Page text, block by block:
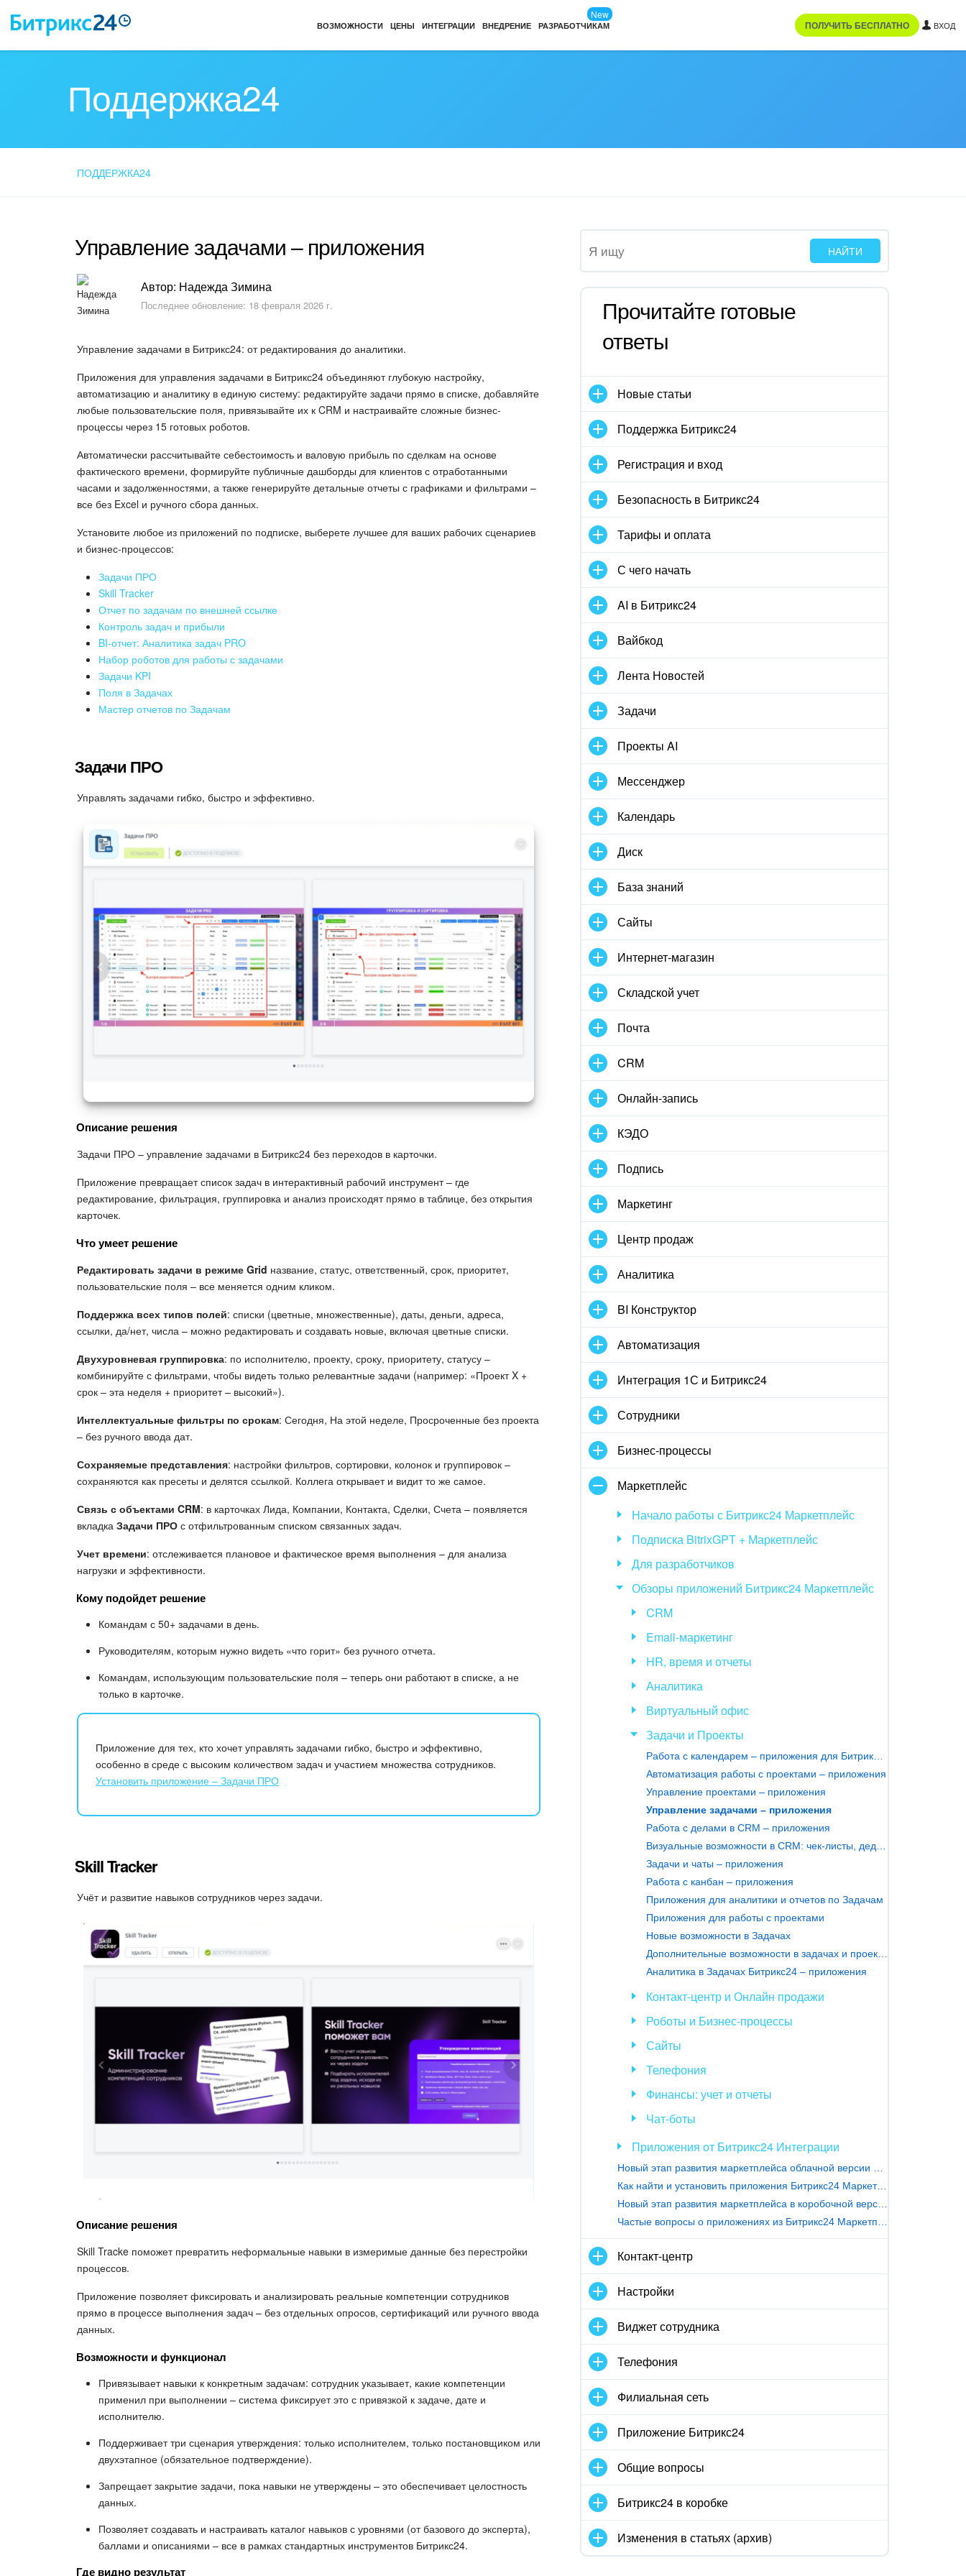
ВОЗМОЖНОСТИ ЦЕНЫ ИНТЕГРАЦИИ ВНЕДРЕНИЕ РАЗРАБОТЧИКАМ
New
ПОЛУЧИТЬ БЕСПЛАТНО ВХОД
Поддержка24
ПОДДЕРЖКА24
Управление задачами – приложения
Автор: Надежда Зимина
Последнее обновление: 18 февраля 2026 г.
Управление задачами в Битрикс24: от редактирования до аналитики.
Приложения для управления задачами в Битрикс24 объединяют глубокую настройку,
автоматизацию и аналитику в единую систему: редактируйте задачи прямо в списке, добавляйте
любые пользовательские поля, привязывайте их к CRM и настраивайте сложные бизнес-
процессы через 15 готовых роботов.
Автоматически рассчитывайте себестоимость и валовую прибыль по сделкам на основе
фактического времени, формируйте публичные дашборды для клиентов с отработанными
часами и задолженностями, а также генерируйте детальные отчеты с графиками и фильтрами –
все без Excel и ручного сбора данных.
Установите любое из приложений по подписке, выберете лучшее для ваших рабочих сценариев
и бизнес-процессов:
Задачи ПРО
Skill Tracker
Отчет по задачам по внешней ссылке
Контроль задач и прибыли
BI-отчет: Аналитика задач PRO
Набор роботов для работы с задачами
Задачи KPI
Поля в Задачах
Мастер отчетов по Задачам
Задачи ПРО
Управлять задачами гибко, быстро и эффективно.
Описание решения
Задачи ПРО – управление задачами в Битрикс24 без переходов в карточки.
Приложение превращает список задач в интерактивный рабочий инструмент – где
редактирование, фильтрация, группировка и анализ происходят прямо в таблице, без открытия
карточек.
Что умеет решение
Редактировать задачи в режиме Grid название, статус, ответственный, срок, приоритет,
пользовательские поля – все меняется одним кликом.
Поддержка всех типов полей: списки (цветные, множественные), даты, деньги, адреса,
ссылки, да/нет, числа – можно редактировать и создавать новые, включая цветные списки.
Двухуровневая группировка: по исполнителю, проекту, сроку, приоритету, статусу –
комбинируйте с фильтрами, чтобы видеть только релевантные задачи (например: «Проект X +
срок – эта неделя + приоритет – высокий»).
Интеллектуальные фильтры по срокам: Сегодня, На этой неделе, Просроченные без проекта
– без ручного ввода дат.
Сохраняемые представления: настройки фильтров, сортировки, колонок и группировок –
сохраняются как пресеты и делятся ссылкой. Коллега открывает и видит то же самое.
Связь с объектами CRM: в карточках Лида, Компании, Контакта, Сделки, Счета – появляется
вкладка Задачи ПРО с отфильтрованным списком связанных задач.
Учет времени: отслеживается плановое и фактическое время выполнения – для анализа
нагрузки и эффективности.
Кому подойдет решение
Командам с 50+ задачами в день.
Руководителям, которым нужно видеть «что горит» без ручного отчета.
Командам, использующим пользовательские поля – теперь они работают в списке, а не
только в карточке.
Приложение для тех, кто хочет управлять задачами гибко, быстро и эффективно,
особенно в среде с высоким количеством задач и участием множества сотрудников.
Установить приложение – Задачи ПРО
Skill Tracker
Учёт и развитие навыков сотрудников через задачи.
Описание решения
Skill Tracke поможет превратить неформальные навыки в измеримые данные без перестройки
процессов.
Приложение позволяет фиксировать и анализировать реальные компетенции сотрудников
прямо в процессе выполнения задач – без отдельных опросов, сертификаций или ручного ввода
данных.
Возможности и функционал
Привязывает навыки к конкретным задачам: сотрудник указывает, какие компетенции
применил при выполнении – система фиксирует это с привязкой к задаче, дате и
исполнителю.
Поддерживает три сценария утверждения: только исполнителем, только постановщиком или
двухэтапное (обязательное подтверждение).
Запрещает закрытие задачи, пока навыки не утверждены – это обеспечивает целостность
данных.
Позволяет создавать и настраивать каталог навыков с уровнями (от базового до эксперта),
баллами и описаниями – все в рамках стандартных инструментов Битрикс24.
Где видно результат
Прочитайте готовые
ответы
Новые статьи
Поддержка Битрикс24
Регистрация и вход
Безопасность в Битрикс24
Тарифы и оплата
С чего начать
AI в Битрикс24
Вайбкод
Лента Новостей
Задачи
Проекты AI
Мессенджер
Календарь
Диск
База знаний
Сайты
Интернет-магазин
Складской учет
Почта
CRM
Онлайн-запись
КЭДО
Подпись
Маркетинг
Центр продаж
Аналитика
BI Конструктор
Автоматизация
Интеграция 1С и Битрикс24
Сотрудники
Бизнес-процессы
Маркетплейс
Начало работы с Битрикс24 Маркетплейс
Подписка BitrixGPT + Маркетплейс
Для разработчиков
Обзоры приложений Битрикс24 Маркетплейс
CRM
Email-маркетинг
HR, время и отчеты
Аналитика
Виртуальный офис
Задачи и Проекты
Автоматизация работы с проектами – приложения
Управление проектами – приложения
Управление задачами – приложения
Работа с делами в CRM – приложения
Задачи и чаты – приложения
Работа с канбан – приложения
Приложения для аналитики и отчетов по Задачам
Приложения для работы с проектами
Новые возможности в Задачах
Аналитика в Задачах Битрикс24 – приложения
Контакт-центр и Онлайн продажи
Роботы и Бизнес-процессы
Сайты
Телефония
Финансы: учет и отчеты
Чат-боты
Приложения от Битрикс24 Интеграции
Как найти и установить приложения Битрикс24 Маркетплейс
Контакт-центр
Настройки
Виджет сотрудника
Телефония
Филиальная сеть
Приложение Битрикс24
Общие вопросы
Битрикс24 в коробке
Изменения в статьях (архив)